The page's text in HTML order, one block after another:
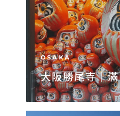
OSAKA
大阪勝尾寺｜